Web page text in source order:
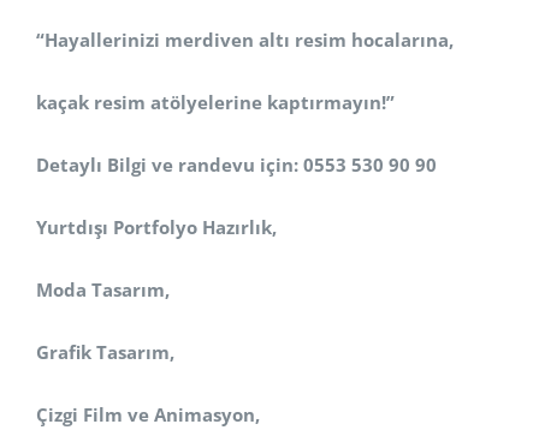
“Hayallerinizi merdiven altı resim hocalarına,
kaçak resim atölyelerine kaptırmayın!”
Detaylı Bilgi ve randevu için: 0553 530 90 90
Yurtdışı Portfolyo Hazırlık,
Moda Tasarım,
Grafik Tasarım,
Çizgi Film ve Animasyon,